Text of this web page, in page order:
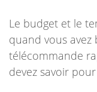
Le budget et le
quand vous
télécommande
devez savoir